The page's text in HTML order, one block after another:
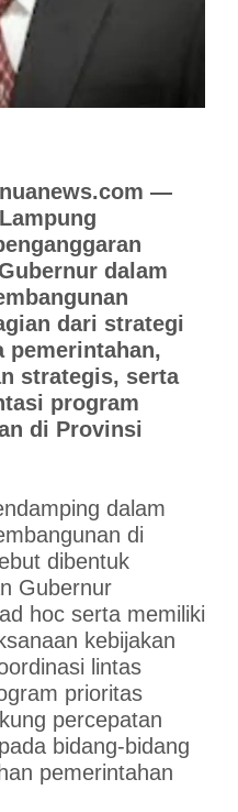
—
dalam
dari strategi
pemerintahan,
strategis, serta
program
di Provinsi
dalam
di
dibentuk
Gubernur
hoc serta memiliki
kebijakan
lintas
prioritas
percepatan
bidang-bidang
pemerintahan